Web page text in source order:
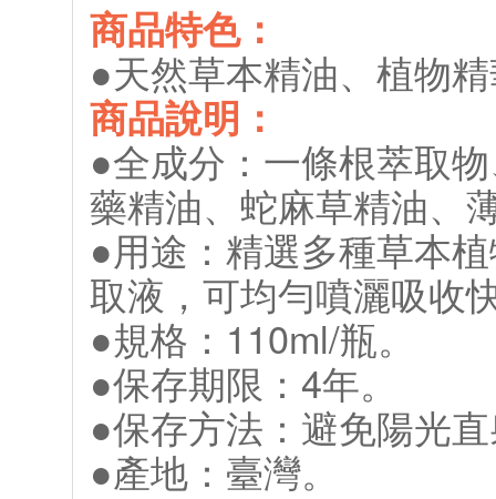
商品特色：
●天然草本精油、植物
商品說明：
●全成分：一條根萃取
藥精油、蛇麻草精油、
●用途：精選多種草本
取液，可均勻噴灑吸收
●規格：110ml/瓶。
●保存期限：4年。
●保存方法：避免陽光
●產地：臺灣。